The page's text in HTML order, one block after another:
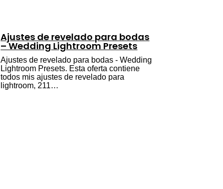
Ajustes de revelado para bodas
– Wedding Lightroom Presets
Ajustes de revelado para bodas - Wedding
Lightroom Presets. Esta oferta contiene
todos mis ajustes de revelado para
lightroom, 211…